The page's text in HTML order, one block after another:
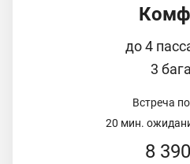
до 4
3
Встреча
20 мин.
8